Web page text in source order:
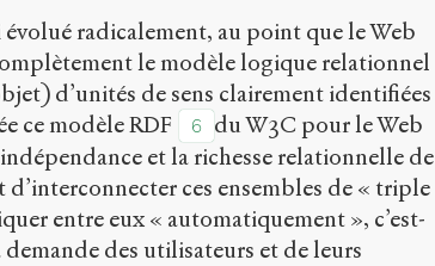
radicalement, au point que le Web
le modèle logique relationnel
d’unités de sens clairement identifiées
ce modèle RDF
6
du W3C pour le Web
et la richesse relationnelle de
d’interconnecter ces ensembles de « triple
entre eux « automatiquement », c’est-
des utilisateurs et de leurs